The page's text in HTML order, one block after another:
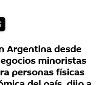
Argentina desde
minoristas
personas físicas